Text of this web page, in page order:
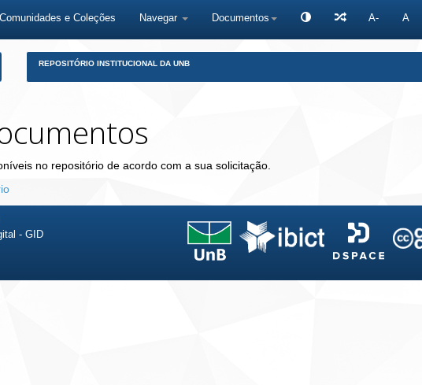
Comunidades e Coleções Navegar Documentos A- A
REPOSITÓRIO INSTITUCIONAL DA UNB
no repositório de acordo com a sua solicitação.
- GID